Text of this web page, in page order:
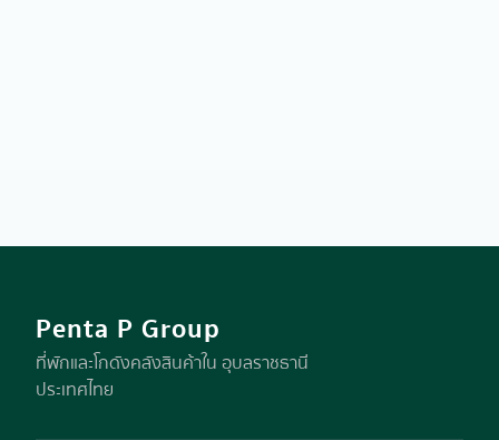
Penta P Group
ที่พักและโกดังคลังสินค้าใน อุบลราชธานี
ประเทศไทย